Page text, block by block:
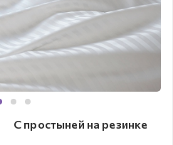
С простыней на резинке